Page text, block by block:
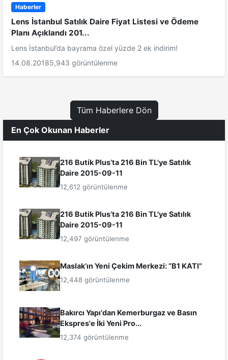
Haberler
Lens İstanbul Satılık Daire Fiyat Listesi ve Ödeme
Planı Açıklandı 201...
Lens İstanbul’da bayrama özel yüzde 2 ek indirim!
14.08.20185,943 görüntülenme
Tüm Haberlere Dön
En Çok Okunan Haberler
216 Butik Plus’ta 216 Bin TL'ye Satılık
Daire 2015-09-11
12,612 görüntülenme
216 Butik Plus’ta 216 Bin TL'ye Satılık
Daire 2015-09-11
12,497 görüntülenme
Maslak’ın Yeni Çekim Merkezi: “B1 KATI”
12,448 görüntülenme
Bakırcı Yapı'dan Kemerburgaz ve Basın
Ekspres'e İki Yeni Pro...
12,374 görüntülenme